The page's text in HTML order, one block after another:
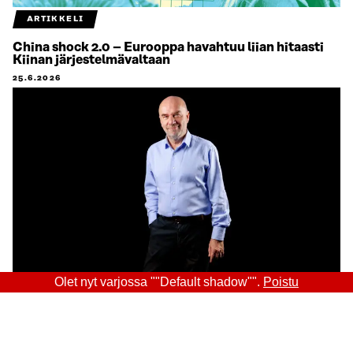
ARTIKKELI
China shock 2.0 – Eurooppa havahtuu liian hitaasti
Kiinan järjestelmävaltaan
25.6.2026
Olet nyt varjossa ""Default shadow"". Poistu